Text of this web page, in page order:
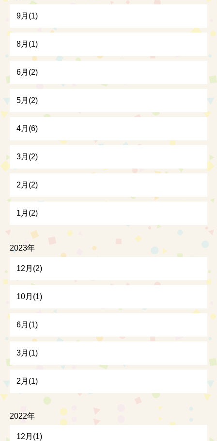
9月(1)
8月(1)
6月(2)
5月(2)
4月(6)
3月(2)
2月(2)
1月(2)
2023年
12月(2)
10月(1)
6月(1)
3月(1)
2月(1)
2022年
12月(1)